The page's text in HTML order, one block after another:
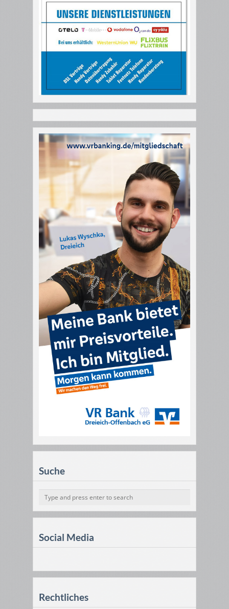
Suche
Social Media
Rechtliches